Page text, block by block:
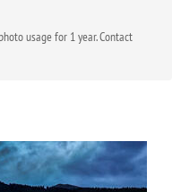
usage for 1 year. Contact